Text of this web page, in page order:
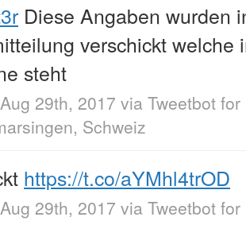
Diese Angaben wurden
verschickt
steht
29th, 2017 via Tweetbot for
Schweiz
https://t.co/aYMhl4trOD
29th, 2017 via Tweetbot for